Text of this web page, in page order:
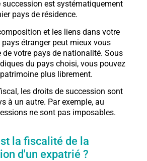
est systématiquement
pays de résidence.
et les liens dans votre
étranger peut mieux vous
de votre pays de nationalité. Sous
du pays choisi, vous pouvez
plus librement.
les droits de succession sont
à un autre. Par exemple, au
ne sont pas imposables.
la fiscalité de la
d'un expatrié ?